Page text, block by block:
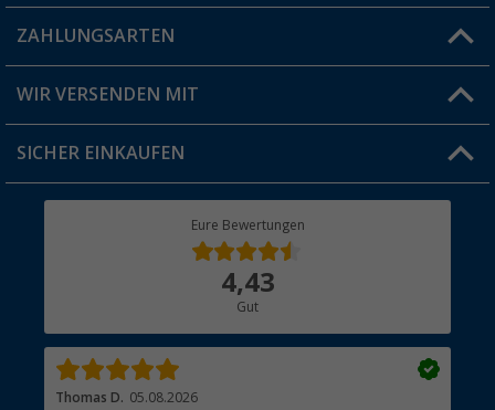
Blog
Jobs & Karriere
FAQ & Kontakt
Versandinformationen
Rücksendung
ZAHLUNGSARTEN
WIR VERSENDEN MIT
SICHER EINKAUFEN
Eure Bewertungen
4,43
Gut
Thomas D. 05.08.2026